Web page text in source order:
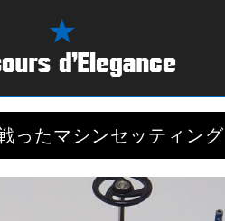
ったマシンセッティング